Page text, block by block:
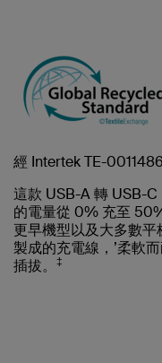
經 Intertek TE-
這款 USB-A 轉 USB-
的電量從 0% 充至
更早機型以及大多數
製成的充電線，’柔軟
插拔。
‡